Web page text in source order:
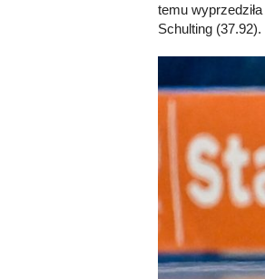
temu
Schulting (37.92).